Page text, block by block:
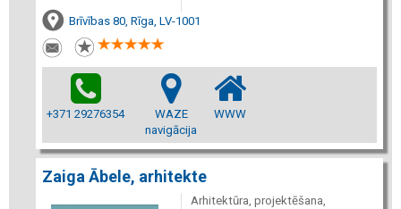
Brīvības 80, Rīga, LV-1001
+371 29276354
WAZE
navigācija
WWW
Zaiga Ābele, arhitekte
Arhitektūra, projektēšana,